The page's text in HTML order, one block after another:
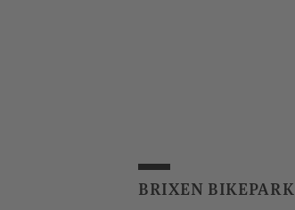
BRIXEN BIKEPARK